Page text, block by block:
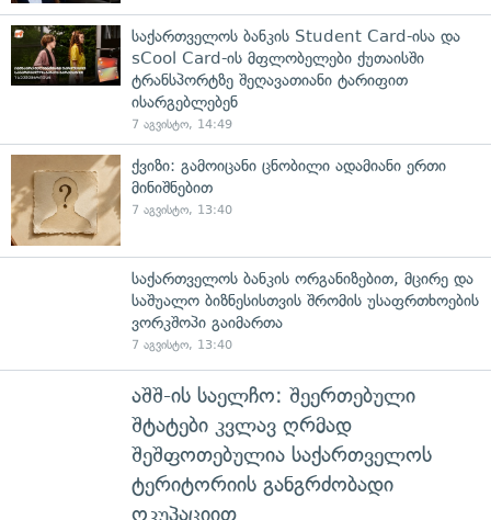
საქართველოს ბანკის Student Card-ისა და
sCool Card-ის მფლობელები ქუთაისში
ტრანსპორტზე შეღავათიანი ტარიფით
ისარგებლებენ
7 აგვისტო, 14:49
ქვიზი: გამოიცანი ცნობილი ადამიანი ერთი
მინიშნებით
7 აგვისტო, 13:40
საქართველოს ბანკის ორგანიზებით, მცირე და
საშუალო ბიზნესისთვის შრომის უსაფრთხოების
ვორკშოპი გაიმართა
7 აგვისტო, 13:40
აშშ-ის საელჩო: შეერთებული
შტატები კვლავ ღრმად
შეშფოთებულია საქართველოს
ტერიტორიის განგრძობადი
ოკუპაციით